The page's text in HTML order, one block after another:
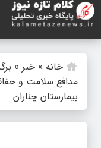
خانه » خبر »
مدافع سلامت و
بیمارستان چناران